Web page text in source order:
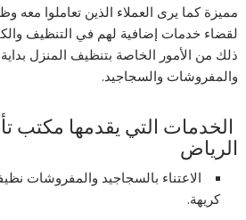
مميزة كما يرى العملاء الذين تعاملوا معه
لقضاء خدمات إضافية لهم في التنظيف
ذلك من الأمور الخاصة بتنظيف المنزل
والمفروشات والسجاجيد.
الخدمات التي يقدمها مكتب
الرياض
الاعتناء بالسجاجيد والمفروشات
كريهة.